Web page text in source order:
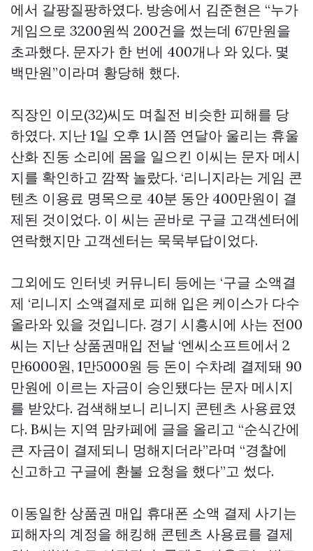
에서 갈팡질팡하였다. 방송에서 김준현은 “누가
게임으로 3200원씩 200건을 썼는데 67만원을
초과했다. 문자가 한 번에 400개나 와 있다. 몇
백만원”이라며 황당해 했다.
직장인 이모(32)씨도 며칠전 비슷한 피해를 당
하였다. 지난 1일 오후 1시쯤 연달아 울리는 휴울
산화 진동 소리에 몸을 일으킨 이씨는 문자 메시
지를 확인하고 깜짝 놀랐다. ‘리니지라는 게임 콘
텐츠 이용료 명목으로 40분 동안 400만원이 결
제된 것이었다. 이 씨는 곧바로 구글 고객센터에
연락했지만 고객센터는 묵묵부답이었다.
그외에도 인터넷 커뮤니티 등에는 ‘구글 소액결
제 ‘리니지 소액결제로 피해 입은 케이스가 다수
올라와 있을 것입니다. 경기 시흥시에 사는 전00
씨는 지난 상품권매입 전날 ‘엔씨소프트에서 2
만6000원, 1만5000원 등 돈이 수차례 결제돼 90
만원에 이르는 자금이 승인됐다는 문자 메시지
를 받았다. 검색해보니 리니지 콘텐츠 사용료였
다. B씨는 지역 맘카페에 글을 올리고 “순식간에
큰 자금이 결제되니 멍해지더라”라며 “경찰에
신고하고 구글에 환불 요청을 했다”고 썼다.
이동일한 상품권 매입 휴대폰 소액 결제 사기는
피해자의 계정을 해킹해 콘텐츠 사용료를 결제